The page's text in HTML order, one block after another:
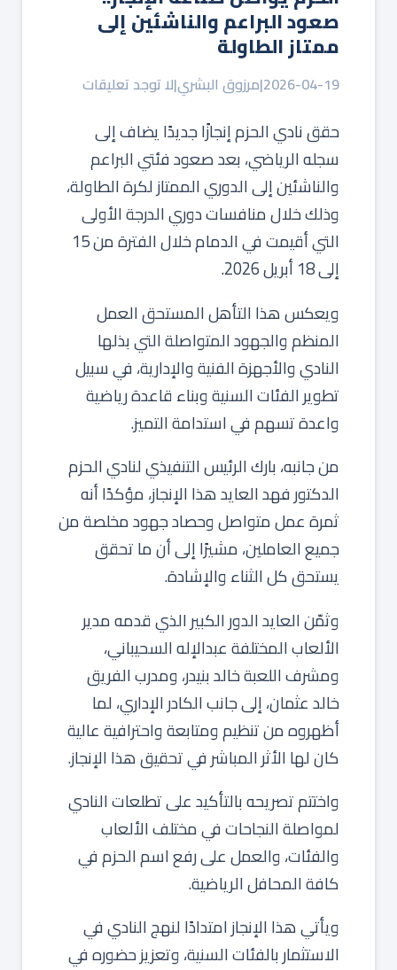
صعود البراعم والناشئين إلى
ممتاز الطاولة
2026-04-19
|مرزوق البشري|لا توجد تعليقات
حقق نادي الحزم إنجازًا جديدًا يضاف إلى
سجله الرياضي، بعد صعود فئتي البراعم
والناشئين إلى الدوري الممتاز لكرة الطاولة،
وذلك خلال منافسات دوري الدرجة الأولى
التي أقيمت في الدمام خلال الفترة من 15
إلى 18 أبريل 2026.
ويعكس هذا التأهل المستحق العمل
المنظم والجهود المتواصلة التي بذلها
النادي والأجهزة الفنية والإدارية، في سبيل
تطوير الفئات السنية وبناء قاعدة رياضية
واعدة تسهم في استدامة التميز.
من جانبه، بارك الرئيس التنفيذي لنادي الحزم
الدكتور فهد العايد هذا الإنجاز، مؤكدًا أنه
ثمرة عمل متواصل وحصاد جهود مخلصة من
جميع العاملين، مشيرًا إلى أن ما تحقق
يستحق كل الثناء والإشادة.
وثمّن العايد الدور الكبير الذي قدمه مدير
الألعاب المختلفة عبدالإله السحيباني،
ومشرف اللعبة خالد بنيدر، ومدرب الفريق
خالد عثمان، إلى جانب الكادر الإداري، لما
أظهروه من تنظيم ومتابعة واحترافية عالية
كان لها الأثر المباشر في تحقيق هذا الإنجاز.
واختتم تصريحه بالتأكيد على تطلعات النادي
لمواصلة النجاحات في مختلف الألعاب
والفئات، والعمل على رفع اسم الحزم في
كافة المحافل الرياضية.
ويأتي هذا الإنجاز امتدادًا لنهج النادي في
الاستثمار بالفئات السنية، وتعزيز حضوره في